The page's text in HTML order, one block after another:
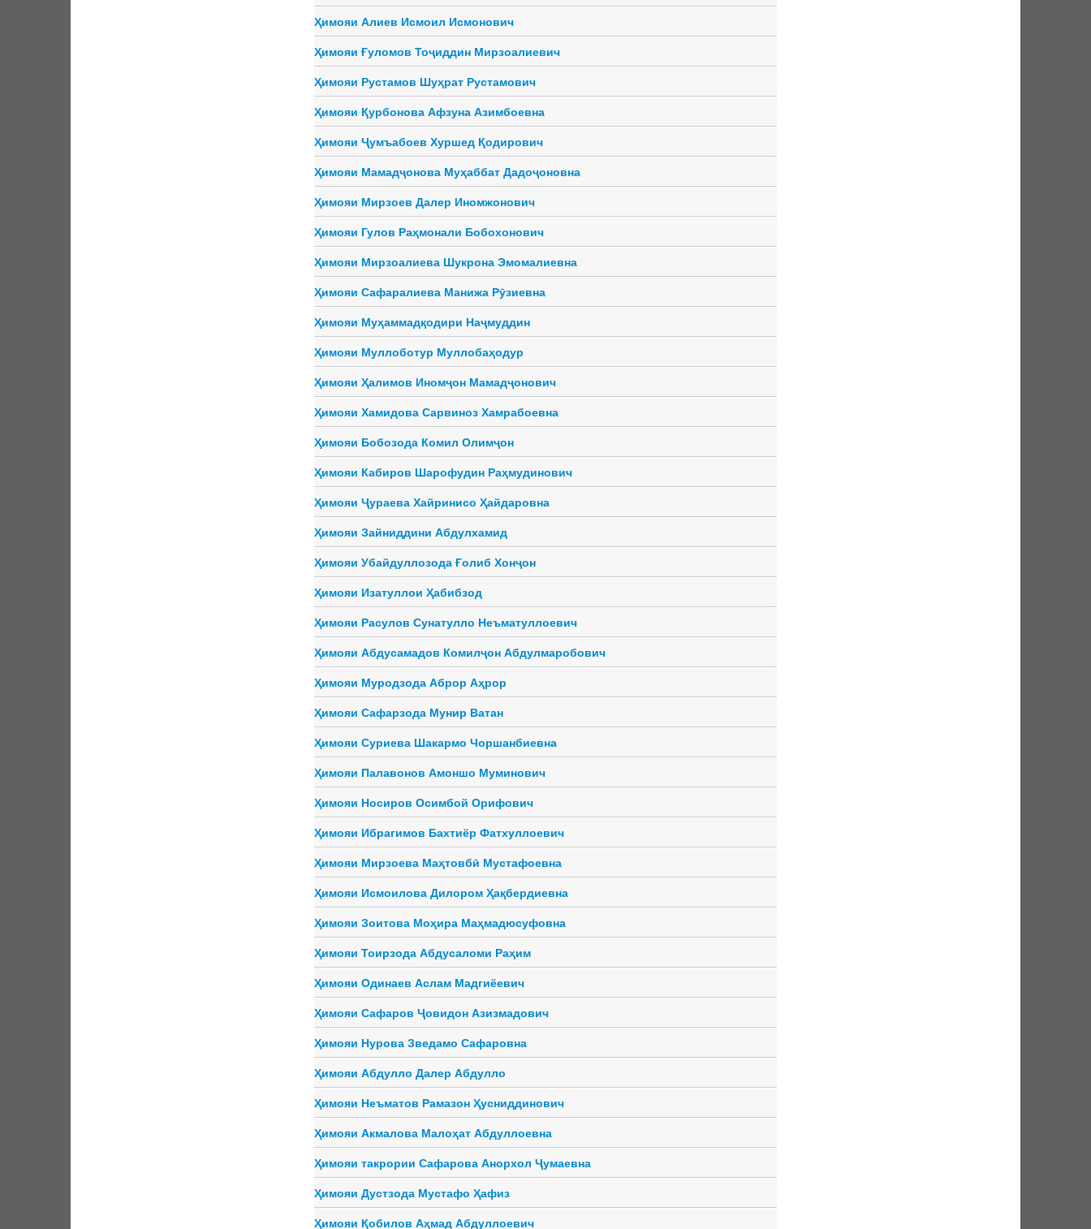
Ҳимояи Алиев Исмоил Исмонович
Ҳимояи Ғуломов Тоҷиддин Мирзоалиевич
Ҳимояи Рустамов Шуҳрат Рустамович
Ҳимояи Қурбонова Афзуна Азимбоевна
Ҳимояи Ҷумъабоев Хуршед Қодирович
Ҳимояи Мамадҷонова Муҳаббат Дадоҷоновна
Ҳимояи Мирзоев Далер Иномжонович
Ҳимояи Гулов Раҳмонали Бобохонович
Ҳимояи Мирзоалиева Шукрона Эмомалиевна
Ҳимояи Сафаралиева Манижа Рӯзиевна
Ҳимояи Муҳаммадқодири Наҷмуддин
Ҳимояи Муллоботур Муллобаҳодур
Ҳимояи Ҳалимов Иномҷон Мамадҷонович
Ҳимояи Хамидова Сарвиноз Хамрабоевна
Ҳимояи Бобозода Комил Олимҷон
Ҳимояи Кабиров Шарофудин Раҳмудинович
Ҳимояи Ҷураева Хайринисо Ҳайдаровна
Ҳимояи Зайниддини Абдулхамид
Ҳимояи Убайдуллозода Ғолиб Хонҷон
Ҳимояи Изатуллои Ҳабибзод
Ҳимояи Расулов Сунатулло Неъматуллоевич
Ҳимояи Абдусамадов Комилҷон Абдулмаробович
Ҳимояи Муродзода Аброр Аҳрор
Ҳимояи Сафарзода Мунир Ватан
Ҳимояи Суриева Шакармо Чоршанбиевна
Ҳимояи Палавонов Амоншо Муминович
Ҳимояи Носиров Осимбой Орифович
Ҳимояи Ибрагимов Бахтиёр Фатхуллоевич
Ҳимояи Мирзоева Маҳтовбӣ Мустафоевна
Ҳимояи Исмоилова Дилором Ҳақбердиевна
Ҳимояи Зоитова Моҳира Маҳмадюсуфовна
Ҳимояи Тоирзода Абдусаломи Раҳим
Ҳимояи Одинаев Аслам Мадгиёевич
Ҳимояи Сафаров Ҷовидон Азизмадович
Ҳимояи Нурова Зведамо Сафаровна
Ҳимояи Абдулло Далер Абдулло
Ҳимояи Неъматов Рамазон Ҳусниддинович
Ҳимояи Акмалова Малоҳат Абдуллоевна
Ҳимояи такрории Сафарова Анорхол Ҷумаевна
Ҳимояи Дустзода Мустафо Ҳафиз
Ҳимояи Қобилов Аҳмад Абдуллоевич